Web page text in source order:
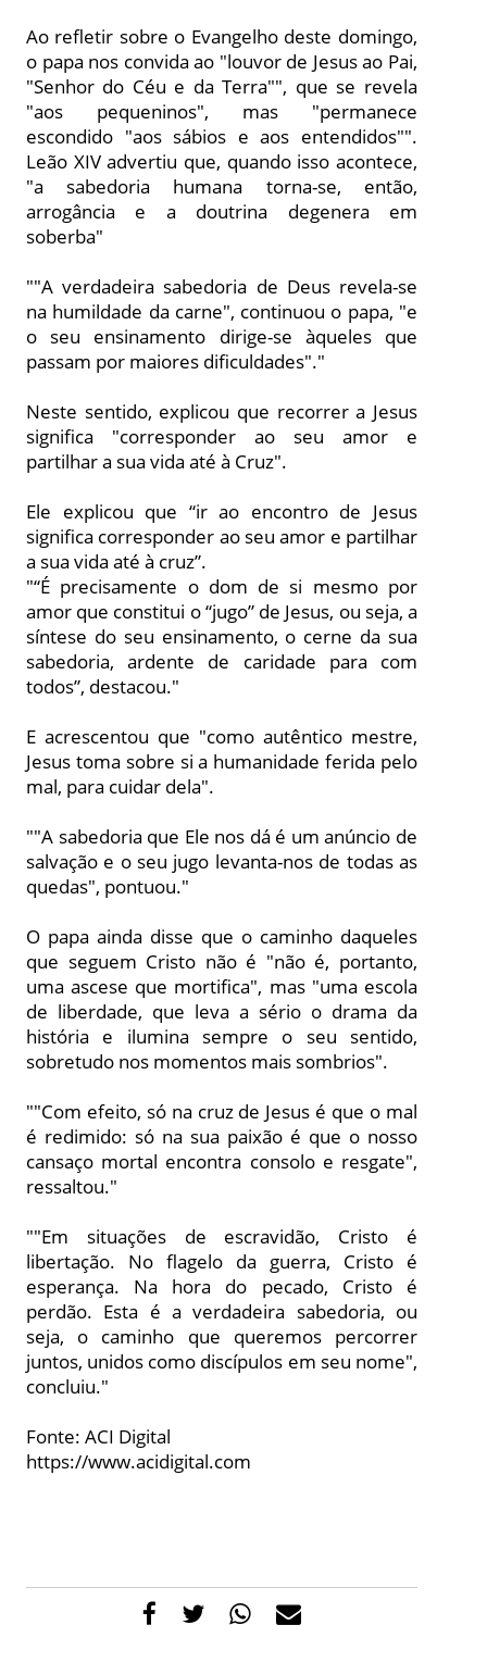
Ao refletir sobre o Evangelho deste domingo,
o papa nos convida ao "louvor de Jesus ao Pai,
"Senhor do Céu e da Terra"", que se revela
"aos pequeninos", mas "permanece
escondido "aos sábios e aos entendidos"".
Leão XIV advertiu que, quando isso acontece,
"a sabedoria humana torna-se, então,
arrogância e a doutrina degenera em
soberba"
""A verdadeira sabedoria de Deus revela-se
na humildade da carne", continuou o papa, "e
o seu ensinamento dirige-se àqueles que
passam por maiores dificuldades"."
Neste sentido, explicou que recorrer a Jesus
significa "corresponder ao seu amor e
partilhar a sua vida até à Cruz".
Ele explicou que “ir ao encontro de Jesus
significa corresponder ao seu amor e partilhar
a sua vida até à cruz”.
"“É precisamente o dom de si mesmo por
amor que constitui o “jugo” de Jesus, ou seja, a
síntese do seu ensinamento, o cerne da sua
sabedoria, ardente de caridade para com
todos”, destacou."
E acrescentou que "como autêntico mestre,
Jesus toma sobre si a humanidade ferida pelo
mal, para cuidar dela".
""A sabedoria que Ele nos dá é um anúncio de
salvação e o seu jugo levanta-nos de todas as
quedas", pontuou."
O papa ainda disse que o caminho daqueles
que seguem Cristo não é "não é, portanto,
uma ascese que mortifica", mas "uma escola
de liberdade, que leva a sério o drama da
história e ilumina sempre o seu sentido,
sobretudo nos momentos mais sombrios".
""Com efeito, só na cruz de Jesus é que o mal
é redimido: só na sua paixão é que o nosso
cansaço mortal encontra consolo e resgate",
ressaltou."
""Em situações de escravidão, Cristo é
libertação. No flagelo da guerra, Cristo é
esperança. Na hora do pecado, Cristo é
perdão. Esta é a verdadeira sabedoria, ou
seja, o caminho que queremos percorrer
juntos, unidos como discípulos em seu nome",
concluiu."
Fonte: ACI Digital
https://www.acidigital.com